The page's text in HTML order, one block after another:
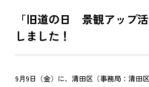
「旧道の日 景観アップ
しました！
9月9日（金）に、清田区（事務局：清田